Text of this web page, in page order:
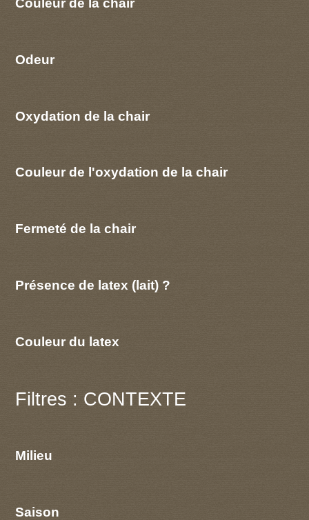
Odeur
Oxydation de la chair
Couleur de l'oxydation de la chair
Fermeté de la chair
Présence de latex (lait) ?
Couleur du latex
Filtres : CONTEXTE
Milieu
Saison